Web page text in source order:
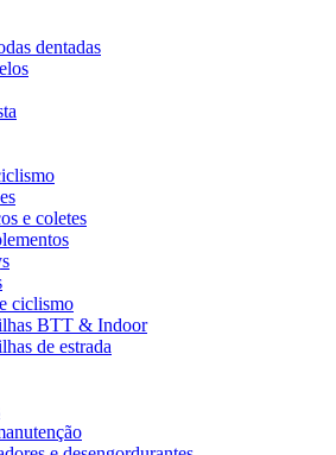
dentadas
e coletes
ciclismo
BTT & Indoor
de estrada